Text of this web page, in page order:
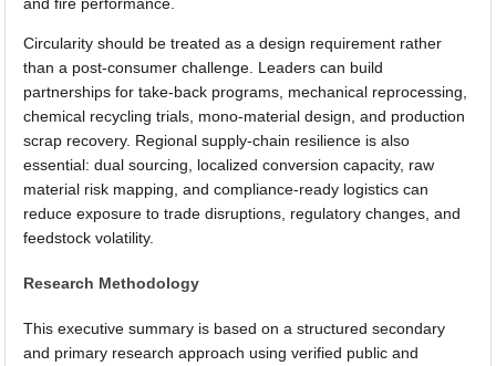
and fire performance.
Circularity should be treated as a design requirement rather
than a post-consumer challenge. Leaders can build
partnerships for take-back programs, mechanical reprocessing,
chemical recycling trials, mono-material design, and production
scrap recovery. Regional supply-chain resilience is also
essential: dual sourcing, localized conversion capacity, raw
material risk mapping, and compliance-ready logistics can
reduce exposure to trade disruptions, regulatory changes, and
feedstock volatility.
Research Methodology
This executive summary is based on a structured secondary
and primary research approach using verified public and